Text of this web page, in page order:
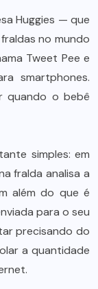
Huggies — que
no mundo
Tweet Pee e
smartphones.
quando o bebê
simples: em
fralda analisa a
além do que é
para o seu
precisando do
a quantidade